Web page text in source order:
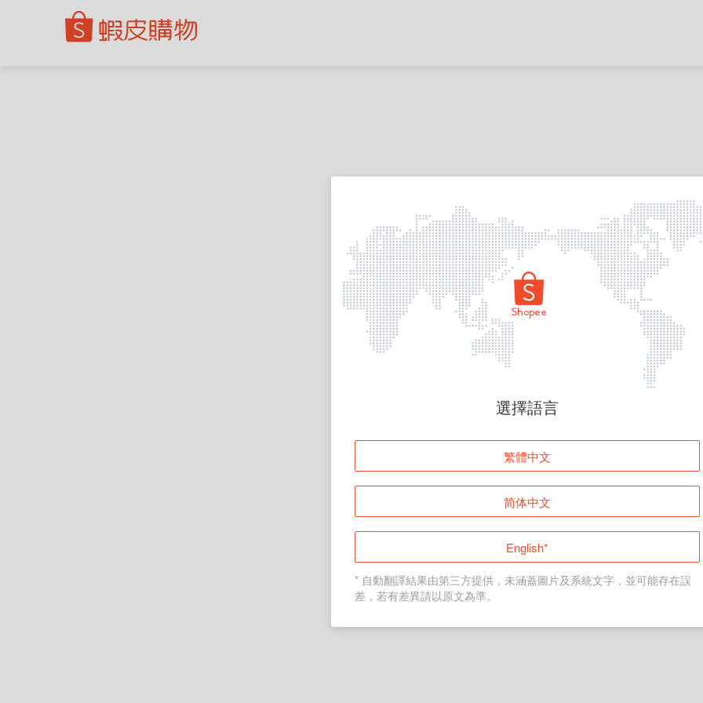
頁面無法顯示
登入
返回首頁
選擇語言
繁體中文
简体中文
English*
* 自動翻譯結果由第三方提供，未涵蓋圖片及系統文字，並可能存在誤
差，若有差異請以原文為準。